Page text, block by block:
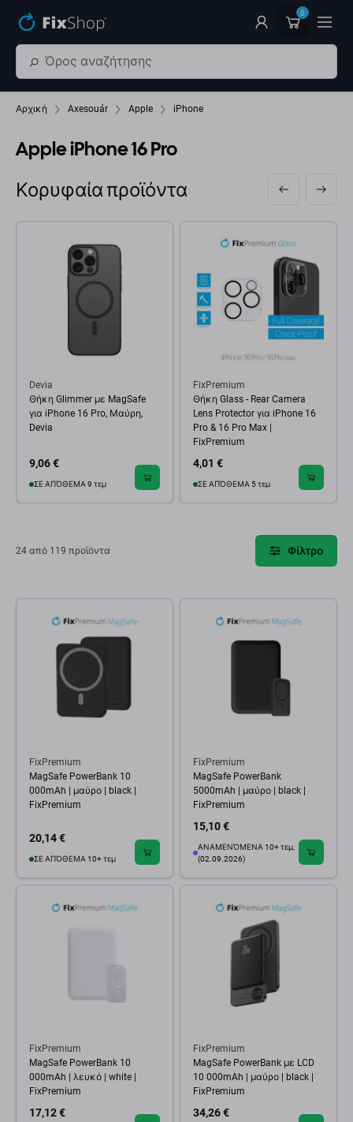
0
Αρχική Axesouár Apple iPhone
Apple iPhone 16 Pro
Κορυφαία προϊόντα
Devia
Θήκη Glimmer με MagSafe
για iPhone 16 Pro, Μαύρη,
Devia
9,06 €
ΣΕ ΑΠΌΘΕΜΑ 9 τεμ
FixPremium
Θήκη Glass - Rear Camera
Lens Protector για iPhone 16
Pro & 16 Pro Max |
FixPremium
4,01 €
ΣΕ ΑΠΌΘΕΜΑ 5 τεμ
24 από 119 προϊόντα Φίλτρο
FixPremium
MagSafe PowerBank 10
000mAh | μαύρο | black |
FixPremium
20,14 €
ΣΕ ΑΠΌΘΕΜΑ 10+ τεμ
FixPremium
MagSafe PowerBank
5000mAh | μαύρο | black |
FixPremium
15,10 €
ΑΝΑΜΕΝΌΜΕΝΑ 10+ τεμ,
(02.09.2026)
FixPremium
MagSafe PowerBank 10
000mAh | λευκό | white |
FixPremium
17,12 €
FixPremium
MagSafe PowerBank με LCD
10 000mAh | μαύρο | black |
FixPremium
34,26 €